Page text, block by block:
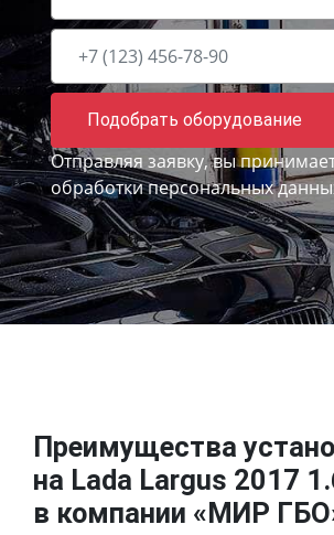
Подобрать оборудование
Отправляя заявку, вы
обработки персональных
Преимущества
на Lada Largus 2017
в компании «МИР